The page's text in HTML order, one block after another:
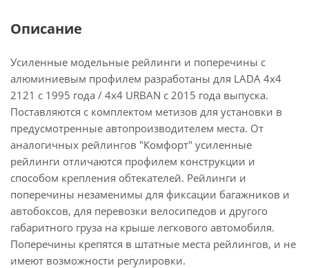
Описание
Усиленные модельные рейлинги и поперечины с
алюминиевым профилем разработаны для LADA 4x4
2121 c 1995 года / 4х4 URBAN c 2015 года выпуска.
Поставляются с комплектом метизов для установки в
предусмотренные автопроизводителем места. От
аналогичных рейлингов "Комфорт" усиленные
рейлинги отличаются профилем конструкции и
способом крепления обтекателей. Рейлинги и
поперечины незаменимы для фиксации багажников и
автобоксов, для перевозки велосипедов и другого
габаритного груза на крыше легкового автомобиля.
Поперечины крепятся в штатные места рейлингов, и не
имеют возможности регулировки.